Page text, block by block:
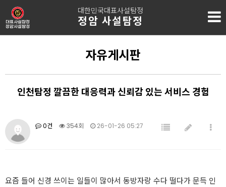
대한민국대표사설탐정
정암 사설탐정
자유게시판
인천탐정 깔끔한 대응력과 신뢰감 있는 서비스 경험
0건 354회 26-01-26 05:27
요즘 들어 신경 쓰이는 일들이 많아서 동방자랑 수다 떨다가 문득 인